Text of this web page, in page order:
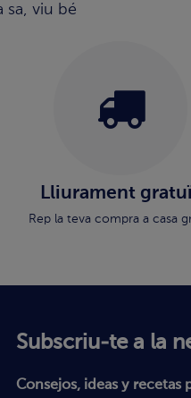
sa, viu bé
Lliurament
Rep la teva compra a casa
Subscriu-te a la
Consejos, ideas y